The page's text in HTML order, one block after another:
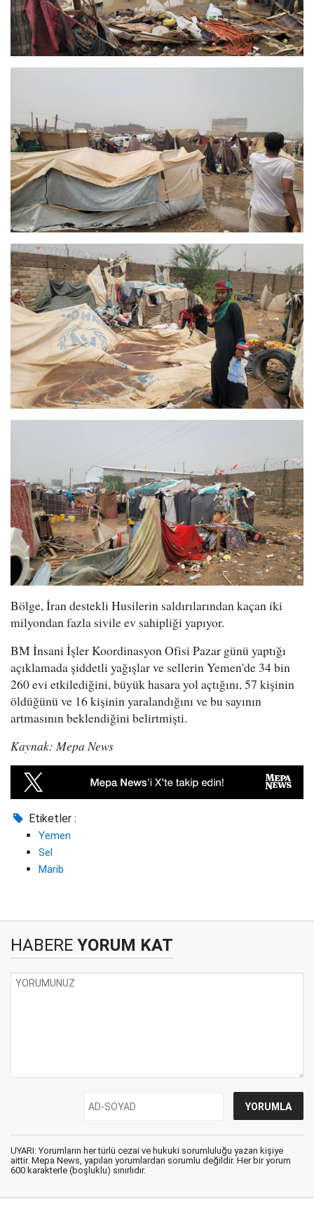
Bölge, İran destekli Husilerin saldırılarından kaçan iki
milyondan fazla sivile ev sahipliği yapıyor.
BM İnsani İşler Koordinasyon Ofisi Pazar günü yaptığı
açıklamada şiddetli yağışlar ve sellerin Yemen'de 34 bin
260 evi etkilediğini, büyük hasara yol açtığını, 57 kişinin
öldüğünü ve 16 kişinin yaralandığını ve bu sayının
artmasının beklendiğini belirtmişti.
Kaynak: Mepa News
Etiketler :
Yemen
Sel
Marib
HABERE YORUM KAT
UYARI: Yorumların her türlü cezai ve hukuki sorumluluğu yazan kişiye
aittir. Mepa News, yapılan yorumlardan sorumlu değildir. Her bir yorum
600 karakterle (boşluklu) sınırlıdır.